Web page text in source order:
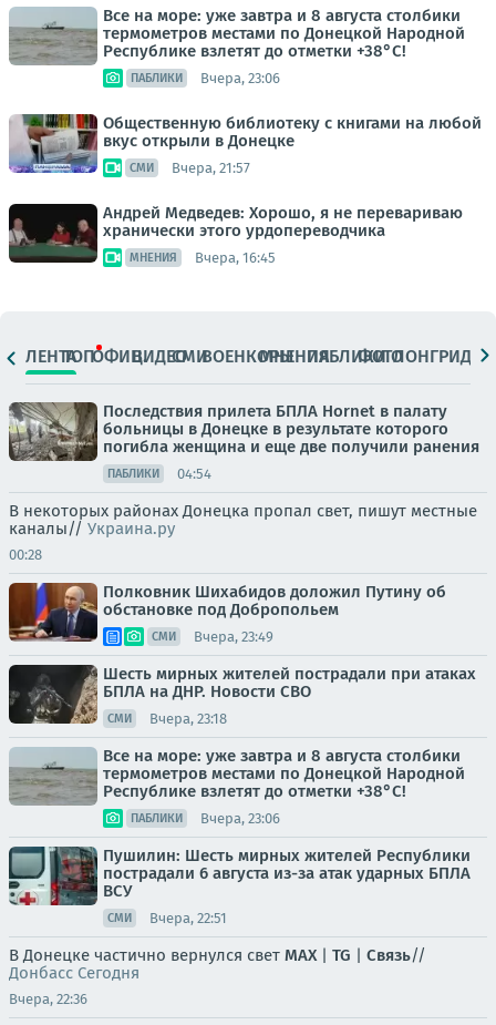
Все на море: уже завтра и 8 августа столбики
термометров местами по Донецкой Народной
Республике взлетят до отметки +38°C!
ПАБЛИКИ Вчера, 23:06
Общественную библиотеку с книгами на любой
вкус открыли в Донецке
СМИ Вчера, 21:57
Андрей Медведев: Хорошо, я не перевариваю
хранически этого урдопереводчика
МНЕНИЯ Вчера, 16:45
ЛЕНТАТОПОФИЦ.ВИДЕОСМИВОЕНКОРЫМНЕНИЯПАБЛИКИ
ФОТОЛОНГРИДЫ
Последствия прилета БПЛА Hornet в палату
больницы в Донецке в результате которого
погибла женщина и еще две получили ранения
ПАБЛИКИ 04:54
В некоторых районах Донецка пропал свет, пишут местные
каналы// Украина.ру
00:28
Полковник Шихабидов доложил Путину об
обстановке под Добропольем
СМИ Вчера, 23:49
Шесть мирных жителей пострадали при атаках
БПЛА на ДНР. Новости СВО
СМИ Вчера, 23:18
Все на море: уже завтра и 8 августа столбики
термометров местами по Донецкой Народной
Республике взлетят до отметки +38°C!
ПАБЛИКИ Вчера, 23:06
Пушилин: Шесть мирных жителей Республики
пострадали 6 августа из-за атак ударных БПЛА
ВСУ
СМИ Вчера, 22:51
В Донецке частично вернулся свет MAX| TG | Связь//
Донбасс Сегодня
Вчера, 22:36